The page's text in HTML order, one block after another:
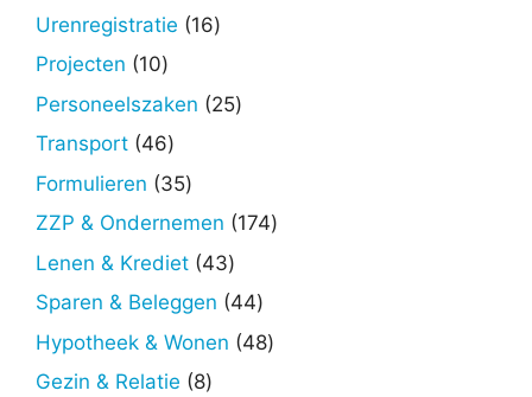
producten
Urenregistratie 1616
Projecten 1010
producten
Personeelszaken 2525
Transport 4646
producten
Formulieren 3535
producten
ZZP & Ondernemen 174174
Lenen & Krediet 4343
producten
Sparen & Beleggen 4444
producten
Hypotheek & Wonen 4848
Gezin & Relatie 88